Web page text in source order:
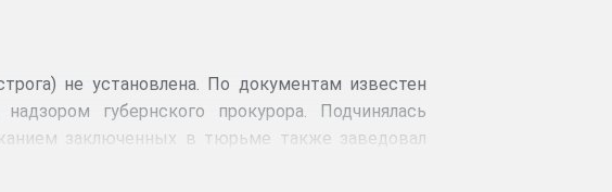
не установлена. По документам известен
губернского прокурора. Подчинялась
заключенных в тюрьме также заведовал